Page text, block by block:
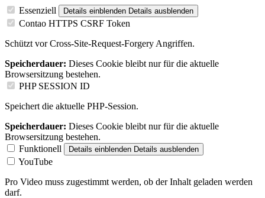
Essenziell Details einblenden Details ausblenden
Contao HTTPS CSRF Token
Schützt vor Cross-Site-Request-Forgery Angriffen.
Speicherdauer: Dieses Cookie bleibt nur für die aktuelle
Browsersitzung bestehen.
PHP SESSION ID
Speichert die aktuelle PHP-Session.
Speicherdauer: Dieses Cookie bleibt nur für die aktuelle
Browsersitzung bestehen.
Funktionell
Details einblenden Details ausblenden
YouTube
Pro Video muss zugestimmt werden, ob der Inhalt geladen werden
darf.